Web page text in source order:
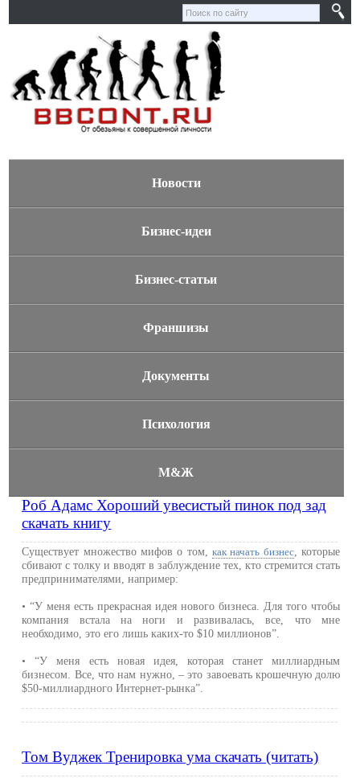
Новости
Бизнес-идеи
Бизнес-статьи
Франшизы
Документы
Психология
М&Ж
Роб Адамс Хороший увесистый пинок под зад
скачать книгу
Существует множество мифов о том,как начать бизнес, которые
сбивают с толку и вводят в заблуждение тех, кто стремится стать
предпринимателями, например:
• “У меня есть прекрасная идея нового бизнеса. Для того чтобы
компания встала на ноги и развивалась, все, что мне
необходимо, это его лишь каких-то $10 миллионов”.
• “У меня есть новая идея, которая станет миллиардным
бизнесом. Все, что нам нужно, – это завоевать крошечную долю
$50-миллиардного Интернет-рынка”.
Том Вуджек Тренировка ума скачать (читать)